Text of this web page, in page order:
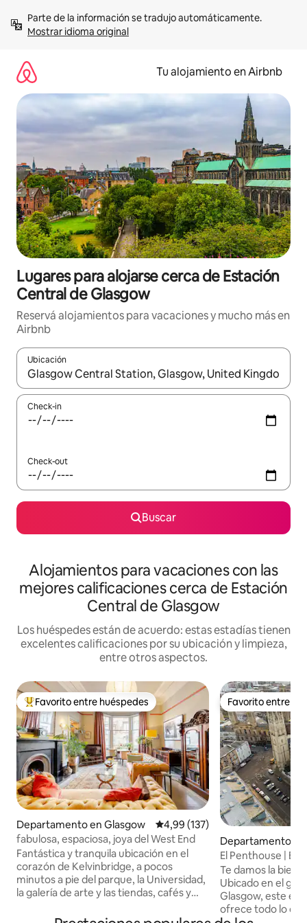
contenidoMostrar idioma original
Tu alojamiento en Airbnb
Lugares para alojarse cerca de Estación
Central de Glasgow
Reservá alojamientos para vacaciones y mucho más en
Airbnb
Ubicación
Cuando los resultados estén disponibles, navegá con las
Check-in
Check-out
Buscar
Alojamientos para vacaciones con las
mejores calificaciones cerca de Estación
Central de Glasgow
Los huéspedes están de acuerdo: estas estadías tienen
excelentes calificaciones por su ubicación y limpieza,
entre otros aspectos.
Favorito entre los huéspedes más destacados
Favorito entre huéspedes
Departamento en Glasgow Calificación promedio: 4,99 de
4,99 (137)
fabulosa, espaciosa, joya del West End
Fantástica y tranquila ubicación en el
corazón de Kelvinbridge, a pocos
minutos a pie del parque, la Universidad,
la galería de arte y las tiendas, cafés y
de una casa adosada en Glasgow de los
Favorito entre
Favorito entre
Departamento
El Penthouse |
parque del circo
Te damos la
Ubicado en el
Glasgow, este
ofrece todo lo que